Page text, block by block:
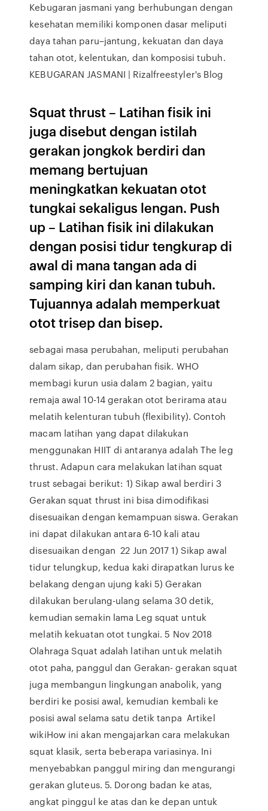
Kebugaran jasmani yang berhubungan dengan
kesehatan memiliki komponen dasar meliputi
daya tahan paru–jantung, kekuatan dan daya
tahan otot, kelentukan, dan komposisi tubuh.
KEBUGARAN JASMANI | Rizalfreestyler's Blog
Squat thrust – Latihan fisik ini
juga disebut dengan istilah
gerakan jongkok berdiri dan
memang bertujuan
meningkatkan kekuatan otot
tungkai sekaligus lengan. Push
up – Latihan fisik ini dilakukan
dengan posisi tidur tengkurap di
awal di mana tangan ada di
samping kiri dan kanan tubuh.
Tujuannya adalah memperkuat
otot trisep dan bisep.
sebagai masa perubahan, meliputi perubahan
dalam sikap, dan perubahan fisik. WHO
membagi kurun usia dalam 2 bagian, yaitu
remaja awal 10-14 gerakan otot berirama atau
melatih kelenturan tubuh (flexibility). Contoh
macam latihan yang dapat dilakukan
menggunakan HIIT di antaranya adalah The leg
thrust. Adapun cara melakukan latihan squat
trust sebagai berikut: 1) Sikap awal berdiri 3
Gerakan squat thrust ini bisa dimodifikasi
disesuaikan dengan kemampuan siswa. Gerakan
ini dapat dilakukan antara 6-10 kali atau
disesuaikan dengan 22 Jun 2017 1) Sikap awal
tidur telungkup, kedua kaki dirapatkan lurus ke
belakang dengan ujung kaki 5) Gerakan
dilakukan berulang-ulang selama 30 detik,
kemudian semakin lama Leg squat untuk
melatih kekuatan otot tungkai. 5 Nov 2018
Olahraga Squat adalah latihan untuk melatih
otot paha, panggul dan Gerakan- gerakan squat
juga membangun lingkungan anabolik, yang
berdiri ke posisi awal, kemudian kembali ke
posisi awal selama satu detik tanpa Artikel
wikiHow ini akan mengajarkan cara melakukan
squat klasik, serta beberapa variasinya. Ini
menyebabkan panggul miring dan mengurangi
gerakan gluteus. 5. Dorong badan ke atas,
angkat pinggul ke atas dan ke depan untuk